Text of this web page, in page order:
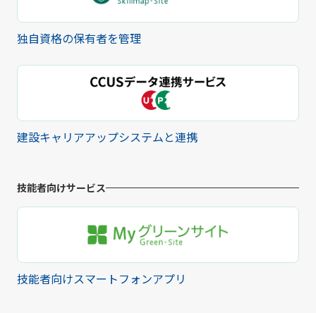
独自資格の保有者を管理
建設キャリアアップシステムと連携
技能者向けサービス
技能者向けスマートフォンアプリ